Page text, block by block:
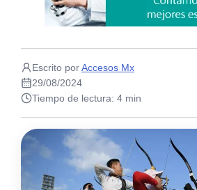
Escrito porAccesos Mx
29/08/2024
Tiempo de lectura: 4 min